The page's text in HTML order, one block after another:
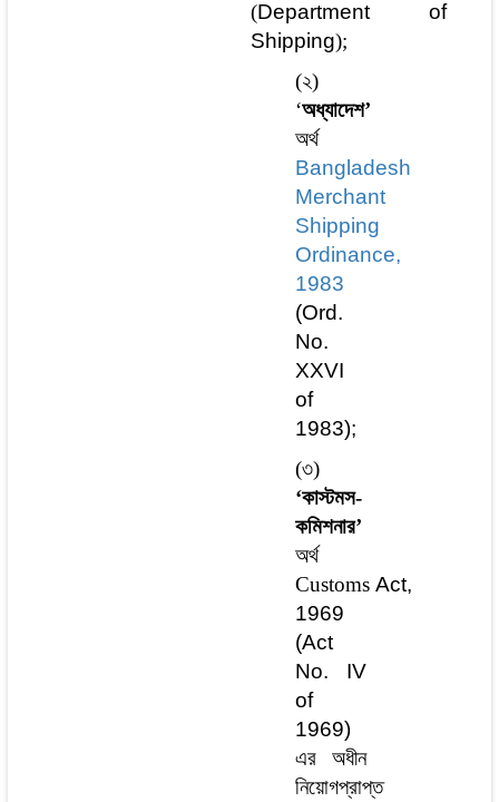
(Department of
Shipping);
(২)
‘অধ্যাদেশ’
অর্থ
Bangladesh
Merchant
Shipping
Ordinance,
1983
(Ord.
No.
XXVI
of
1983);
(৩)
‘কাস্টমস-
কমিশনার’
অর্থ
CustomsAct,
1969
(Act
No. IV
of
1969)
এর
অধীন
নিয়োগপ্রাপ্ত